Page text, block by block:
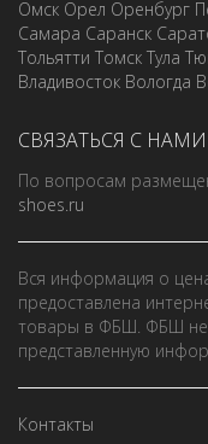
Омск Орел Оренбург
Самара Саранск
Тольятти Томск Тула
Владивосток Вологда
СВЯЗАТЬСЯ С НАМИ
По вопросам
shoes.ru
Вся информация о
предоставлена
товары в ФБШ. ФБШ не
представленную
Контакты